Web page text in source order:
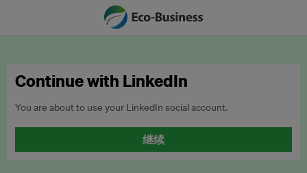
Continue with LinkedIn
You are about to use your LinkedIn social account.
继续